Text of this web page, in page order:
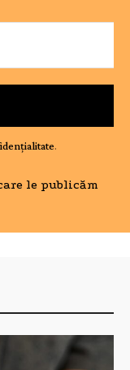
.
le publicăm